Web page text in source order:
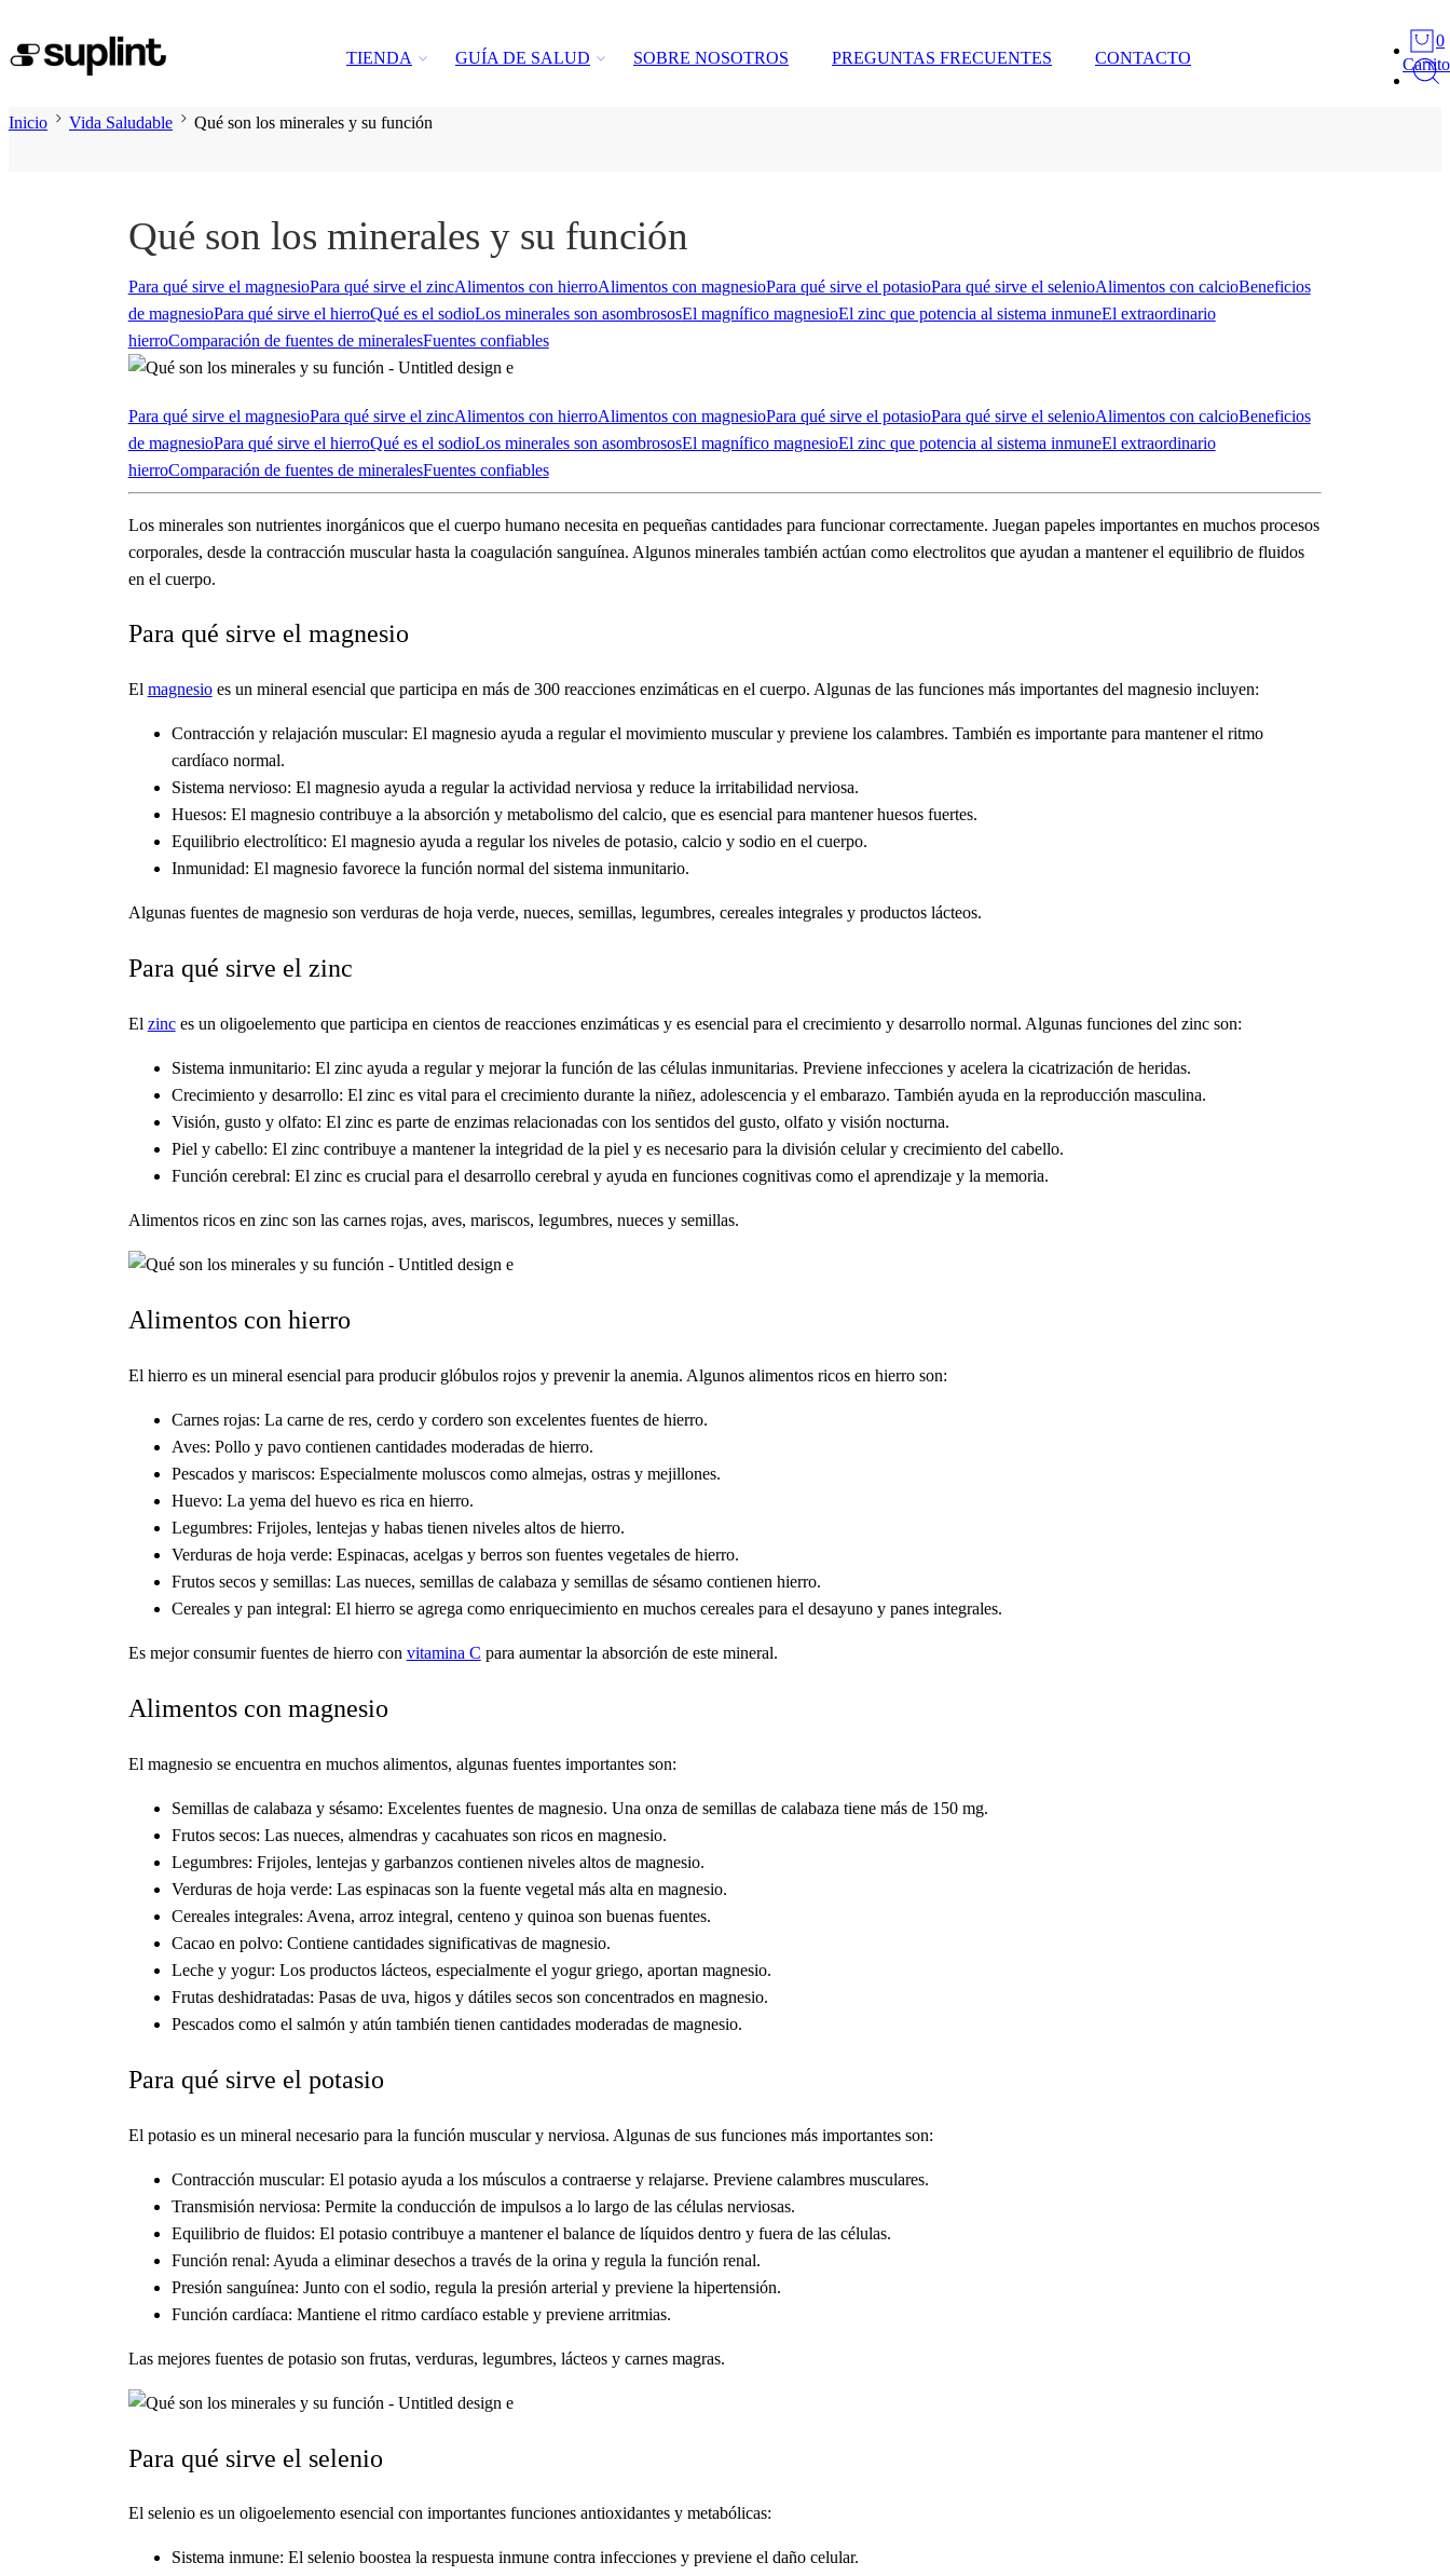
0
Carrito
TIENDA GUÍA DE SALUD SOBRE NOSOTROS PREGUNTAS FRECUENTES CONTACTO
Inicio Vida Saludable Qué son los minerales y su función
Qué son los minerales y su función
Para qué sirve el magnesioPara qué sirve el zincAlimentos con hierroAlimentos con magnesioPara qué sirve el potasioPara qué sirve el selenioAlimentos con calcioBeneficios
de magnesioPara qué sirve el hierroQué es el sodioLos minerales son asombrososEl magnífico magnesioEl zinc que potencia al sistema inmuneEl extraordinario
hierroComparación de fuentes de mineralesFuentes confiables
Para qué sirve el magnesioPara qué sirve el zincAlimentos con hierroAlimentos con magnesioPara qué sirve el potasioPara qué sirve el selenioAlimentos con calcioBeneficios
de magnesioPara qué sirve el hierroQué es el sodioLos minerales son asombrososEl magnífico magnesioEl zinc que potencia al sistema inmuneEl extraordinario
hierroComparación de fuentes de mineralesFuentes confiables
Los minerales son nutrientes inorgánicos que el cuerpo humano necesita en pequeñas cantidades para funcionar correctamente. Juegan papeles importantes en muchos procesos
corporales, desde la contracción muscular hasta la coagulación sanguínea. Algunos minerales también actúan como electrolitos que ayudan a mantener el equilibrio de fluidos
en el cuerpo.
Para qué sirve el magnesio
El magnesioes un mineral esencial que participa en más de 300 reacciones enzimáticas en el cuerpo. Algunas de las funciones más importantes del magnesio incluyen:
Contracción y relajación muscular: El magnesio ayuda a regular el movimiento muscular y previene los calambres. También es importante para mantener el ritmo
cardíaco normal.
Sistema nervioso: El magnesio ayuda a regular la actividad nerviosa y reduce la irritabilidad nerviosa.
Huesos: El magnesio contribuye a la absorción y metabolismo del calcio, que es esencial para mantener huesos fuertes.
Equilibrio electrolítico: El magnesio ayuda a regular los niveles de potasio, calcio y sodio en el cuerpo.
Inmunidad: El magnesio favorece la función normal del sistema inmunitario.
Algunas fuentes de magnesio son verduras de hoja verde, nueces, semillas, legumbres, cereales integrales y productos lácteos.
Para qué sirve el zinc
El zinces un oligoelemento que participa en cientos de reacciones enzimáticas y es esencial para el crecimiento y desarrollo normal. Algunas funciones del zinc son:
Sistema inmunitario: El zinc ayuda a regular y mejorar la función de las células inmunitarias. Previene infecciones y acelera la cicatrización de heridas.
Crecimiento y desarrollo: El zinc es vital para el crecimiento durante la niñez, adolescencia y el embarazo. También ayuda en la reproducción masculina.
Visión, gusto y olfato: El zinc es parte de enzimas relacionadas con los sentidos del gusto, olfato y visión nocturna.
Piel y cabello: El zinc contribuye a mantener la integridad de la piel y es necesario para la división celular y crecimiento del cabello.
Función cerebral: El zinc es crucial para el desarrollo cerebral y ayuda en funciones cognitivas como el aprendizaje y la memoria.
Alimentos ricos en zinc son las carnes rojas, aves, mariscos, legumbres, nueces y semillas.
Alimentos con hierro
El hierro es un mineral esencial para producir glóbulos rojos y prevenir la anemia. Algunos alimentos ricos en hierro son:
Carnes rojas: La carne de res, cerdo y cordero son excelentes fuentes de hierro.
Aves: Pollo y pavo contienen cantidades moderadas de hierro.
Pescados y mariscos: Especialmente moluscos como almejas, ostras y mejillones.
Huevo: La yema del huevo es rica en hierro.
Legumbres: Frijoles, lentejas y habas tienen niveles altos de hierro.
Verduras de hoja verde: Espinacas, acelgas y berros son fuentes vegetales de hierro.
Frutos secos y semillas: Las nueces, semillas de calabaza y semillas de sésamo contienen hierro.
Cereales y pan integral: El hierro se agrega como enriquecimiento en muchos cereales para el desayuno y panes integrales.
Es mejor consumir fuentes de hierro con vitamina C para aumentar la absorción de este mineral.
Alimentos con magnesio
El magnesio se encuentra en muchos alimentos, algunas fuentes importantes son:
Semillas de calabaza y sésamo: Excelentes fuentes de magnesio. Una onza de semillas de calabaza tiene más de 150 mg.
Frutos secos: Las nueces, almendras y cacahuates son ricos en magnesio.
Legumbres: Frijoles, lentejas y garbanzos contienen niveles altos de magnesio.
Verduras de hoja verde: Las espinacas son la fuente vegetal más alta en magnesio.
Cereales integrales: Avena, arroz integral, centeno y quinoa son buenas fuentes.
Cacao en polvo: Contiene cantidades significativas de magnesio.
Leche y yogur: Los productos lácteos, especialmente el yogur griego, aportan magnesio.
Frutas deshidratadas: Pasas de uva, higos y dátiles secos son concentrados en magnesio.
Pescados como el salmón y atún también tienen cantidades moderadas de magnesio.
Para qué sirve el potasio
El potasio es un mineral necesario para la función muscular y nerviosa. Algunas de sus funciones más importantes son:
Contracción muscular: El potasio ayuda a los músculos a contraerse y relajarse. Previene calambres musculares.
Transmisión nerviosa: Permite la conducción de impulsos a lo largo de las células nerviosas.
Equilibrio de fluidos: El potasio contribuye a mantener el balance de líquidos dentro y fuera de las células.
Función renal: Ayuda a eliminar desechos a través de la orina y regula la función renal.
Presión sanguínea: Junto con el sodio, regula la presión arterial y previene la hipertensión.
Función cardíaca: Mantiene el ritmo cardíaco estable y previene arritmias.
Las mejores fuentes de potasio son frutas, verduras, legumbres, lácteos y carnes magras.
Para qué sirve el selenio
El selenio es un oligoelemento esencial con importantes funciones antioxidantes y metabólicas:
Sistema inmune: El selenio boostea la respuesta inmune contra infecciones y previene el daño celular.